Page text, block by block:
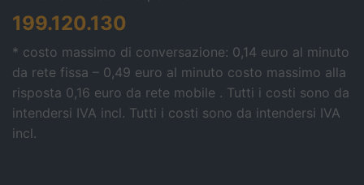
199.120.130
* costo massimo di conversazione: 0,14 euro al minuto
da rete fissa – 0,49 euro al minuto costo massimo alla
risposta 0,16 euro da rete mobile . Tutti i costi sono da
intendersi IVA incl. Tutti i costi sono da intendersi IVA
incl.